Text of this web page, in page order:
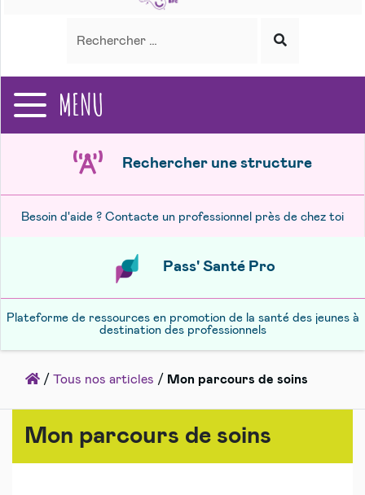
Lancer
recherche
MENU
Rechercher une structure
Besoin d'aide ? Contacte un professionnel près de chez toi
Pass' Santé Pro
Plateforme de ressources en promotion de la santé des jeunes à
destination des professionnels
Accueil
/ Tous nos articles / Mon parcours de soins
Mon parcours de soins